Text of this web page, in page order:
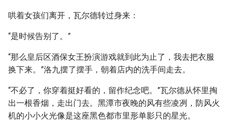
哄着女孩们离开，瓦尔德转过身来：
“是时候告别了。”
“那么皇后区酒保女王扮演游戏就到此为止了，我去把衣服
换下来。”洛九摆了摆手，朝着店内的洗手间走去。
“不必了，你穿着挺好看的，留作纪念吧。”瓦尔德从怀里掏
出一根香烟，走出门去。黑潭市夜晚的风有些凌冽，防风火
机的小小火光像是这座黑色都市里形单影只的星光。